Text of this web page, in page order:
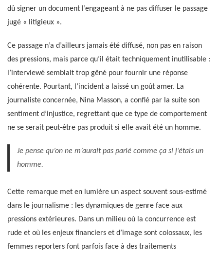
dû signer un document l’engageant à ne pas diffuser le passage
jugé « litigieux ».
Ce passage n’a d’ailleurs jamais été diffusé, non pas en raison
des pressions, mais parce qu’il était techniquement inutilisable :
l’interviewé semblait trop gêné pour fournir une réponse
cohérente. Pourtant, l’incident a laissé un goût amer. La
journaliste concernée, Nina Masson, a confié par la suite son
sentiment d’injustice, regrettant que ce type de comportement
ne se serait peut-être pas produit si elle avait été un homme.
Je pense qu’on ne m’aurait pas parlé comme ça si j’étais un
homme.
Cette remarque met en lumière un aspect souvent sous-estimé
dans le journalisme : les dynamiques de genre face aux
pressions extérieures. Dans un milieu où la concurrence est
rude et où les enjeux financiers et d’image sont colossaux, les
femmes reporters font parfois face à des traitements